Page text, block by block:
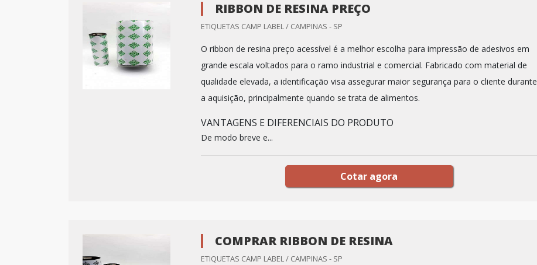
RIBBON DE RESINA PREÇO
ETIQUETAS CAMP LABEL / CAMPINAS - SP
O ribbon de resina preço acessível é a melhor escolha para impressão de adesivos em
grande escala voltados para o ramo industrial e comercial. Fabricado com material de
qualidade elevada, a identificação visa assegurar maior segurança para o cliente durante
a aquisição, principalmente quando se trata de alimentos.
VANTAGENS E DIFERENCIAIS DO PRODUTO
De modo breve e...
Cotar agora
COMPRAR RIBBON DE RESINA
ETIQUETAS CAMP LABEL / CAMPINAS - SP